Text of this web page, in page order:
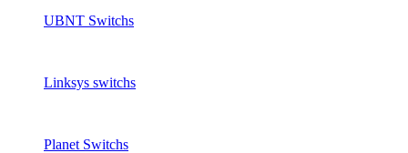
UBNT Switchs
Linksys switchs
Planet Switchs